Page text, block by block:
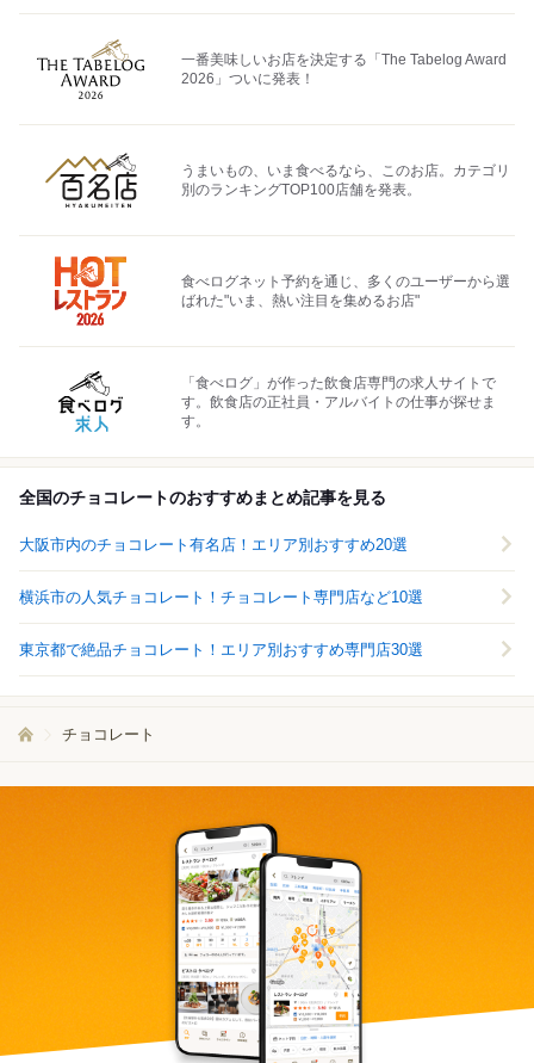
一番美味しいお店を決定する「The Tabelog Award
2026」ついに発表！
うまいもの、いま食べるなら、このお店。カテゴリ
別のランキングTOP100店舗を発表。
食べログネット予約を通じ、多くのユーザーから選
ばれた"いま、熱い注目を集めるお店"
「食べログ」が作った飲食店専門の求人サイトで
す。飲食店の正社員・アルバイトの仕事が探せま
す。
全国のチョコレートのおすすめまとめ記事を見る
大阪市内のチョコレート有名店！エリア別おすすめ20選
横浜市の人気チョコレート！チョコレート専門店など10選
東京都で絶品チョコレート！エリア別おすすめ専門店30選
チョコレート